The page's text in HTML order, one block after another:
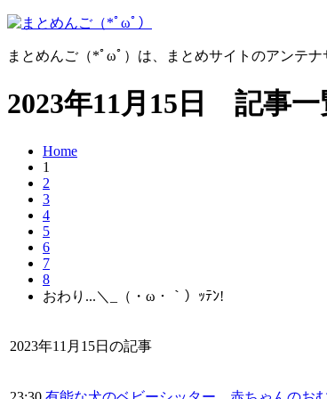
まとめんご（*ﾟωﾟ）は、まとめサイトのアンテ
2023年11月15日 記事
Home
1
2
3
4
5
6
7
8
おわり...＼_（・ω・｀）ｯﾃﾝ!
2023年11月15日の記事